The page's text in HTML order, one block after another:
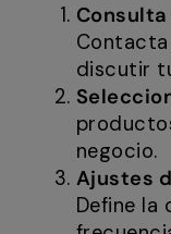
discutir
negocio.
Ajustes
Define la